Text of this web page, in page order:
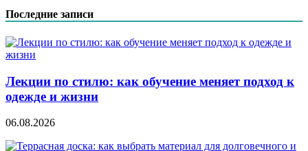
Последние записи
Лекции по стилю: как обучение меняет подход к
одежде и жизни
06.08.2026